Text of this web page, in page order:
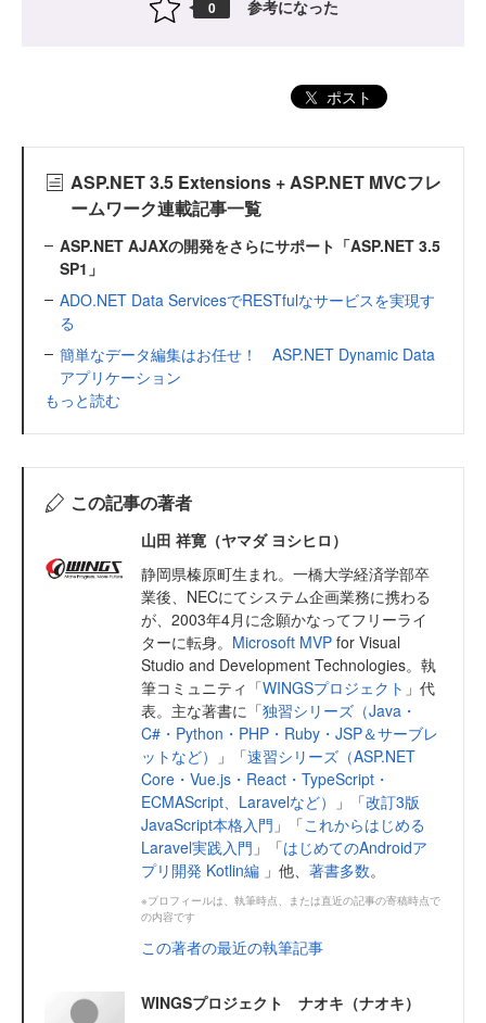
0 参考になった
ポスト
ASP.NET 3.5 Extensions + ASP.NET MVCフレ
ームワーク連載記事一覧
ASP.NET AJAXの開発をさらにサポート「ASP.NET 3.5
SP1」
ADO.NET Data ServicesでRESTfulなサービスを実現す
る
簡単なデータ編集はお任せ！ ASP.NET Dynamic Data
アプリケーション
もっと読む
この記事の著者
山田 祥寛（ヤマダ ヨシヒロ）
静岡県榛原町生まれ。一橋大学経済学部卒
業後、NECにてシステム企画業務に携わる
が、2003年4月に念願かなってフリーライ
ターに転身。 Microsoft MVP for Visual
Studio and Development Technologies。執
筆コミュニティ「WINGSプロジェクト 」代
表。主な著書に「独習シリーズ（Java・
C#・Python・PHP・Ruby・JSP＆サーブレ
ットなど）
」「速習シリーズ（ASP.NET
Core・Vue.js・React・TypeScript・
ECMAScript、Laravelなど）
」「改訂3版
JavaScript本格入門 」「これからはじめる
Laravel実践入門 」「はじめてのAndroidア
プリ開発 Kotlin編 」他、 著書多数。
※プロフィールは、執筆時点、または直近の記事の寄稿時点で
の内容です
この著者の最近の執筆記事
WINGSプロジェクト ナオキ（ナオキ）